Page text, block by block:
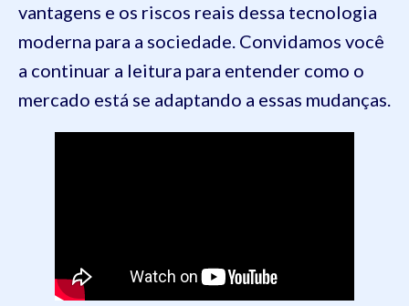
vantagens e os riscos reais dessa tecnologia
moderna para a sociedade. Convidamos você
a continuar a leitura para entender como o
mercado está se adaptando a essas mudanças.